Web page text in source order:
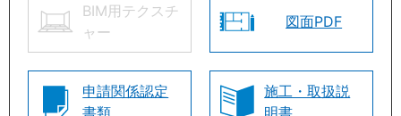
BIM用テクスチ
ャー
図面PDF
申請関係認定
施工・取扱説